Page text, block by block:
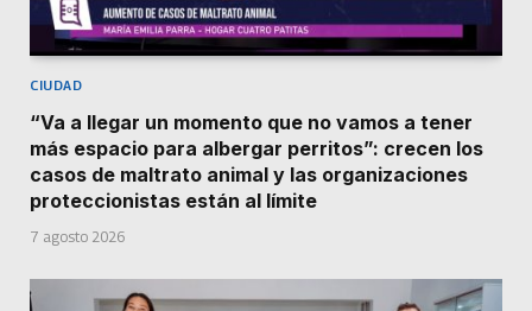
CIUDAD
“Va a llegar un momento que no vamos a tener
más espacio para albergar perritos”: crecen los
casos de maltrato animal y las organizaciones
proteccionistas están al límite
7 agosto 2026